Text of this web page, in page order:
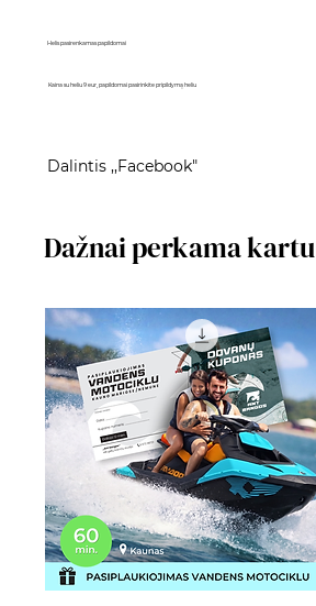
Helis pasirenkamas papildomai
Kaina su heliu 9 eur, papildomai pasirinkite pripildymą heliu
Dalintis ,,Facebook"
Dažnai perkama kartu